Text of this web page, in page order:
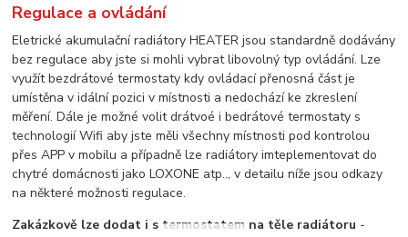
Regulace a ovládání
Eletrické akumulační radiátory HEATER jsou standardně dodávány
bez regulace aby jste si mohli vybrat libovolný typ ovládání. Lze
využít bezdrátové termostaty kdy ovládací přenosná část je
umístěna v idální pozici v místnosti a nedochází ke zkreslení
měření. Dále je možné volit drátvoé i bedrátové termostaty s
technologií Wifi aby jste měli všechny místnosti pod kontrolou
přes APP v mobilu a případně lze radiátory imteplementovat do
chytré domácnosti jako LOXONE atp.., v detailu níže jsou odkazy
na některé možnosti regulace.
Zakázkově lze dodat i s termostatem na těle radiátoru -